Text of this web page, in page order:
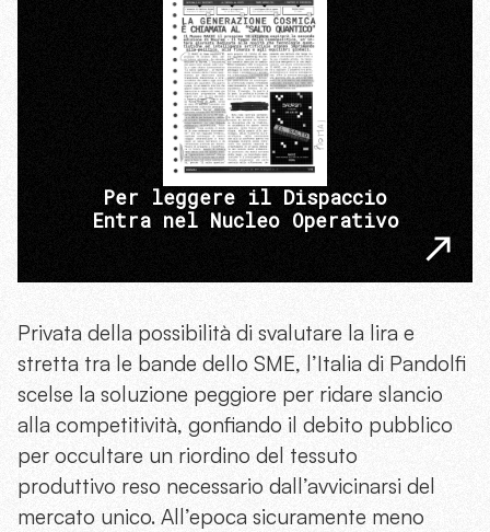
Per leggere il Dispaccio
Entra nel Nucleo Operativo
Privata della possibilità di svalutare la lira e
stretta tra le bande dello SME, l’Italia di Pandolfi
scelse la soluzione peggiore per ridare slancio
alla competitività, gonfiando il debito pubblico
per occultare un riordino del tessuto
produttivo reso necessario dall’avvicinarsi del
mercato unico. All’epoca sicuramente meno